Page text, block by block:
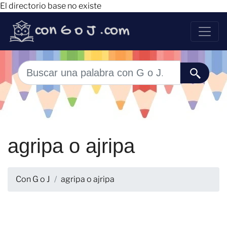
El directorio base no existe
agripa o ajripa
Con G o J agripa o ajripa